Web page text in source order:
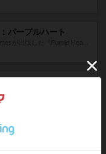
パープルハート
が出版した『Move
のゲームではと思います。